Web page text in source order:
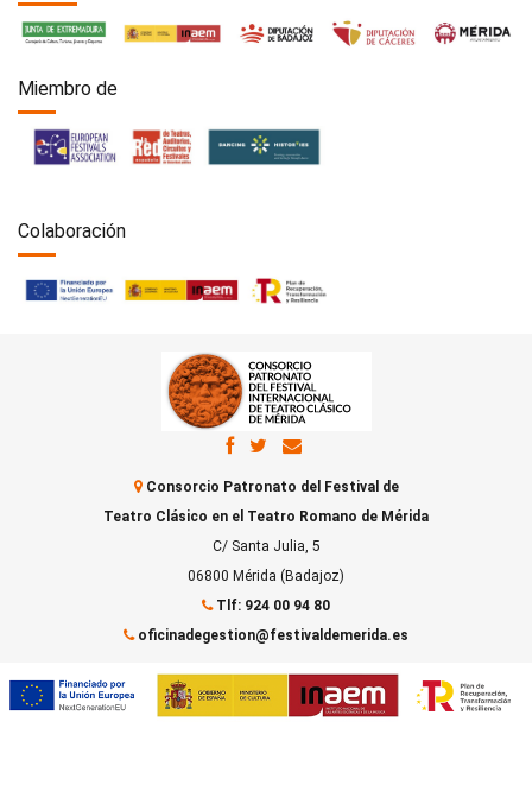
Miembro de
Colaboración
Consorcio Patronato del Festival de
Teatro Clásico en el Teatro Romano de Mérida
C/ Santa Julia, 5
06800 Mérida (Badajoz)
Tlf: 924 00 94 80
oficinadegestion@festivaldemerida.es